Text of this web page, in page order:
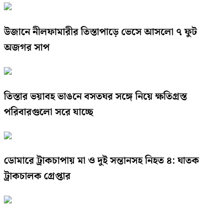
উজানে নীলফামারীর তিস্তাপাড়ে ভেসে আসলো ৭ ফুট
অজগর সাপ
তিস্তার ভয়াবহ ভাঙনে বসতঘর সঙ্গে নিয়ে ক্ষতিগ্রস্ত
পরিবারগুলো সরে যাচ্ছে
ডোমারে ট্রাকচাপায় মা ও দুই সন্তানসহ নিহত ৪: ঘাতক
ট্রাকচালক গ্রেপ্তার